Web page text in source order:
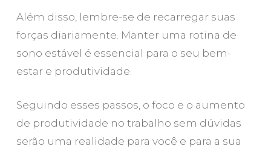
Além disso, lembre-se de recarregar suas
forças diariamente. Manter uma rotina de
sono estável é essencial para o seu bem-
estar e produtividade.
Seguindo esses passos, o foco e o aumento
de produtividade no trabalho sem dúvidas
serão uma realidade para você e para a sua